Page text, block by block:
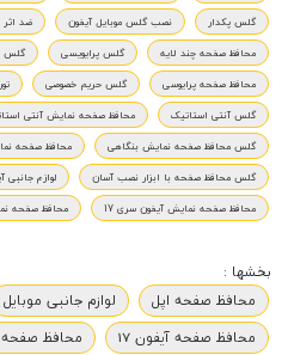
گلس پکدار
نصب گلس موبایل آیفون ضد
محافظ صفحه چند لایه
گلس پرایویسی گلس
محافظ صفحه پرایوسی
گلس حریم خصوصی
گلس آنتی استاتیک
محافظ صفحه نمایش آنتی
گلس محافظ صفحه نمایش بنگاهی
محافظ صفحه
گلس محافظ صفحه با ابزار نصب آسان
لوازم جانبی
محافظ صفحه نمایش آیفون سری 17
محافظ صفحه نمایش
بخشها :
محافظ صفحه اپل
لوازم جانبی موبایل
محافظ صفحه آیفون 17
محافظ